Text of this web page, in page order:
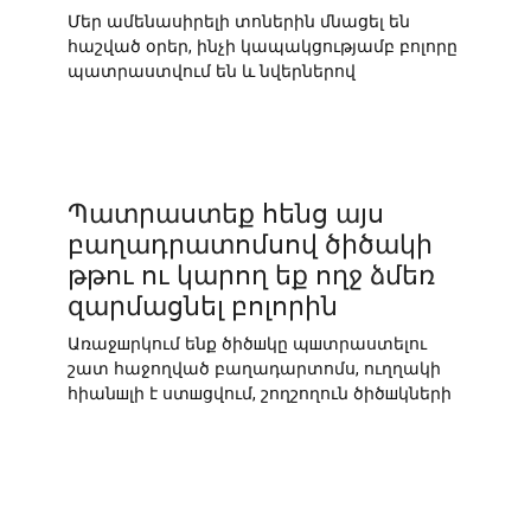
Մեր ամենասիրելի տոներին մնացել են
հաշված օրեր, ինչի կապակցությամբ բոլորը
պատրաստվում են և նվերներով
Պատրաստեք հենց այս
բաղադրատոմսով ծիծակի
թթու ու կարող եք ողջ ձմեռ
զարմացնել բոլորին
Առաջшրկում ենք ծիծшկը պшտրաստելու
շատ հաջողված բաղադարտոմս, ուղղակի
հիանшլի է ստшցվում, շողշողուն ծիծшկների